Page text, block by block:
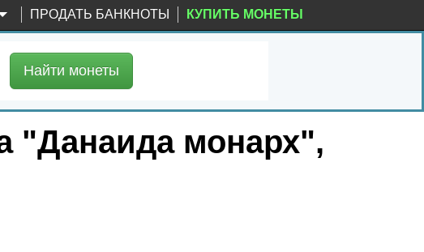
ПРОДАТЬ БАНКНОТЫ КУПИТЬ МОНЕТЫ
Найти монеты
"Данаида монарх",